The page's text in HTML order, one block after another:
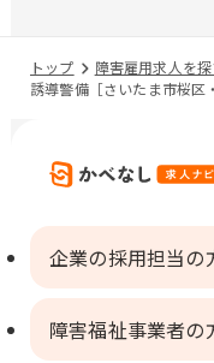
トップ 障害雇用求人を
誘導警備［さいたま市桜
企業の採用担当の
障害福祉事業者の